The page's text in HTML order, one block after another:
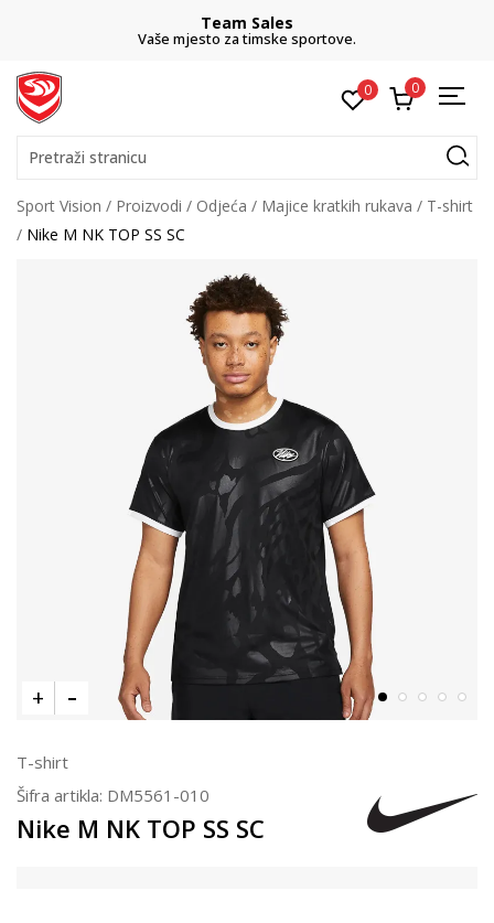
Team Sales
Vaše mjesto za timske sportove.
0 0
Pretraži stranicu
Sport Vision Proizvodi Odjeća Majice kratkih rukava
T-shirt
Nike M NK TOP SS SC
T-shirt
Šifra artikla: DM5561-010
Nike M NK TOP SS SC